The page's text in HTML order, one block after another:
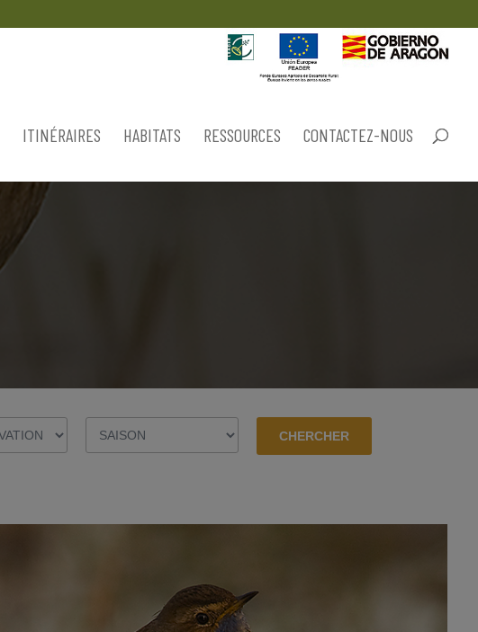
ITINÉRAIRES HABITATS RESSOURCES CONTACTEZ-NOUS